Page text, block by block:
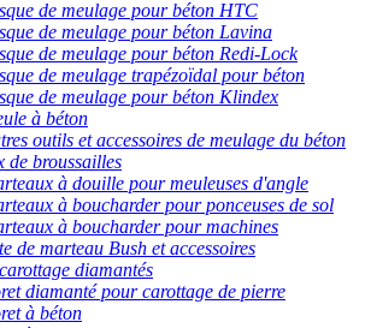
de meulage pour béton HTC
de meulage pour béton Lavina
de meulage pour béton Redi-Lock
de meulage trapézoïdal pour béton
de meulage pour béton Klindex
à béton
outils et accessoires de meulage du béton
de broussailles
à douille pour meuleuses d'angle
à boucharder pour ponceuses de sol
à boucharder pour machines
de marteau Bush et accessoires
diamantés
diamanté pour carottage de pierre
à béton